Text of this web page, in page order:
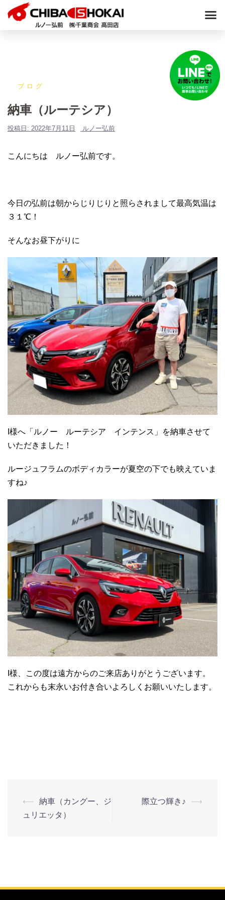
ブログ
納車（ルーテシア）
投稿日: 2022年7月11日 ルノー弘前
こんにちは ルノー弘前です。
今日の弘前は朝からじりじりと照らされまして最高気温は
３１℃！
そんなお昼下がりに
I様へ「ルノー ルーテシア インテンス」を納車させて
いただきました！
ルージュフラムのボディカラーが夏空の下でも映えていま
すね♪
I様、この度は遠方からのご来店ありがとうございます。
これからも末永いお付き合いよろしくお願いいたします。
⟵
納車（カングー、ジ
ュリエッタ）
際立つ輝き♪ ⟶